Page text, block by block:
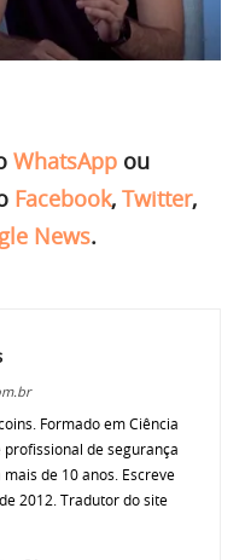
WhatsApp ou
Facebook, Twitter,
News.
Formado em Ciência
profissional de segurança
de 10 anos. Escreve
2012. Tradutor do site